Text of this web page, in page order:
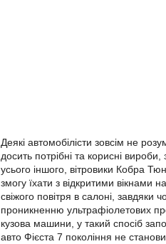
Деякі автомобілісти зовсім не
досить потрібні та корисні
усього іншого, вітровики Кобра
змогу їхати з відкритими вікнами
свіжого повітря в салоні, завдяки
проникненню ультрафіолетових
кузова машини, у такий спосіб
авто Фієста 7 покоління не